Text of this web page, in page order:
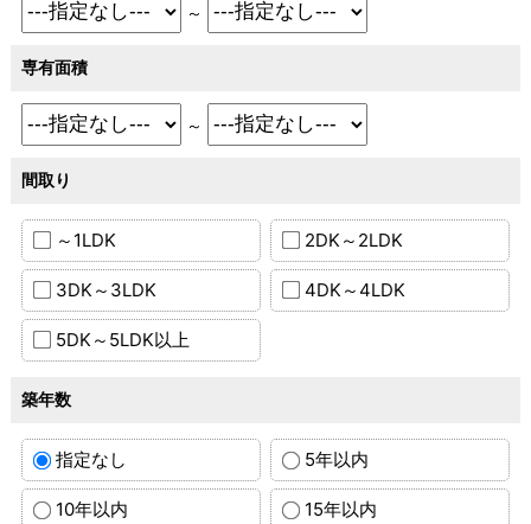
～
専有面積
～
間取り
～1LDK 2DK～2LDK
3DK～3LDK 4DK～4LDK
5DK～5LDK以上
築年数
指定なし 5年以内
10年以内 15年以内